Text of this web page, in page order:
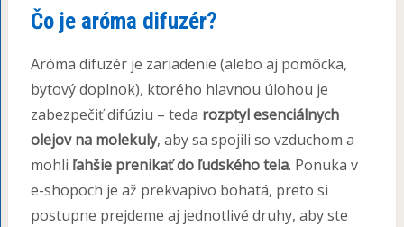
Čo je aróma difuzér?
Aróma difuzér je zariadenie (alebo aj pomôcka,
bytový doplnok), ktorého hlavnou úlohou je
zabezpečiť difúziu – teda rozptyl esenciálnych
olejov na molekuly, aby sa spojili so vzduchom a
mohli ľahšie prenikať do ľudského tela. Ponuka v
e-shopoch je až prekvapivo bohatá, preto si
postupne prejdeme aj jednotlivé druhy, aby ste